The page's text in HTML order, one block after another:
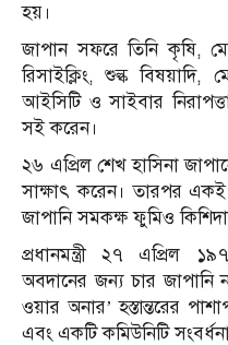
হয়।
জাপান সফরে তিনি কৃষি,
রিসাইক্লিং, শুল্ক বিষয়াদি,
আইসিটি ও সাইবার
সই করেন।
২৬ এপ্রিল শেখ হাসিনা
সাক্ষাৎ করেন। তারপর
জাপানি সমকক্ষ ফুমিও
প্রধানমন্ত্রী ২৭ এপ্রিল
অবদানের জন্য চার জাপানি
ওয়ার অনার’ হস্তান্তরের
এবং একটি কমিউনিটি